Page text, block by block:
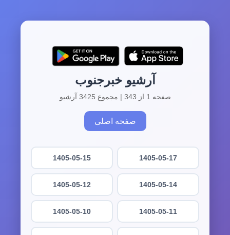
آرشیو خبرجنوب
صفحه 1 از 343 | مجموع 3425 آرشیو
صفحه اصلی
1405-05-17
1405-05-15
1405-05-14
1405-05-12
1405-05-11
1405-05-10